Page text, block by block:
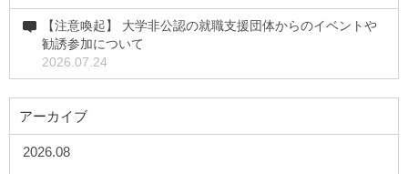
【注意喚起】 大学非公認の就職支援団体からのイベントや
勧誘参加について
2026.07.24
アーカイブ
2026.08